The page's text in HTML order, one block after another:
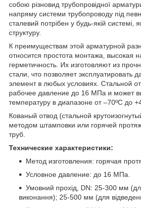
собою різновид трубопровідної
напряму системи трубопроводу під
сталевий потрібен у будь-якій системі,
структуру.
К преимуществам этой арматурной
относится простота монтажа, высокая
герметичность. Их изготовляют из
стали, что позволяет эксплуатировать
элемент в любых условиях. Стальной
рабочее давление до 16 МПа и может
температуру в диапазоне от –70ºC до
Кованый отвод (стальной
методом штамповки или горячей
труб.
Технические характеристики:
Метод изготовления: горячая
Условное давление: до 16 МПа.
Умовний прохід, DN: 25-300 мм
виконання); 25-500 мм (для